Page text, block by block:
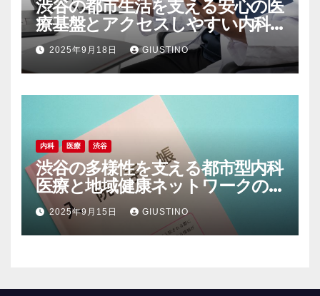
渋谷の都市生活を支える安心の医
療基盤とアクセスしやすい内科
の魅力
2025年9月18日 GIUSTINO
内科 医療 渋谷
渋谷の多様性を支える都市型内科
医療と地域健康ネットワークの
現在地
2025年9月15日 GIUSTINO